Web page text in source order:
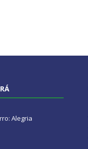
Alegria